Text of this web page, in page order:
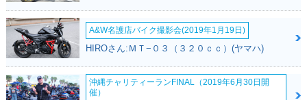
A&W名護店バイク撮影会(2019年1月19日)
HIROさん:ＭＴ−０３（３２０ｃｃ）(ヤマハ)
沖縄チャリティーランFINAL（2019年6月30日開
催）